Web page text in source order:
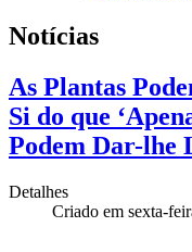
Notícias
As Plantas
Si do que
Podem Dar-lhe
Detalhes
Criado em sexta-